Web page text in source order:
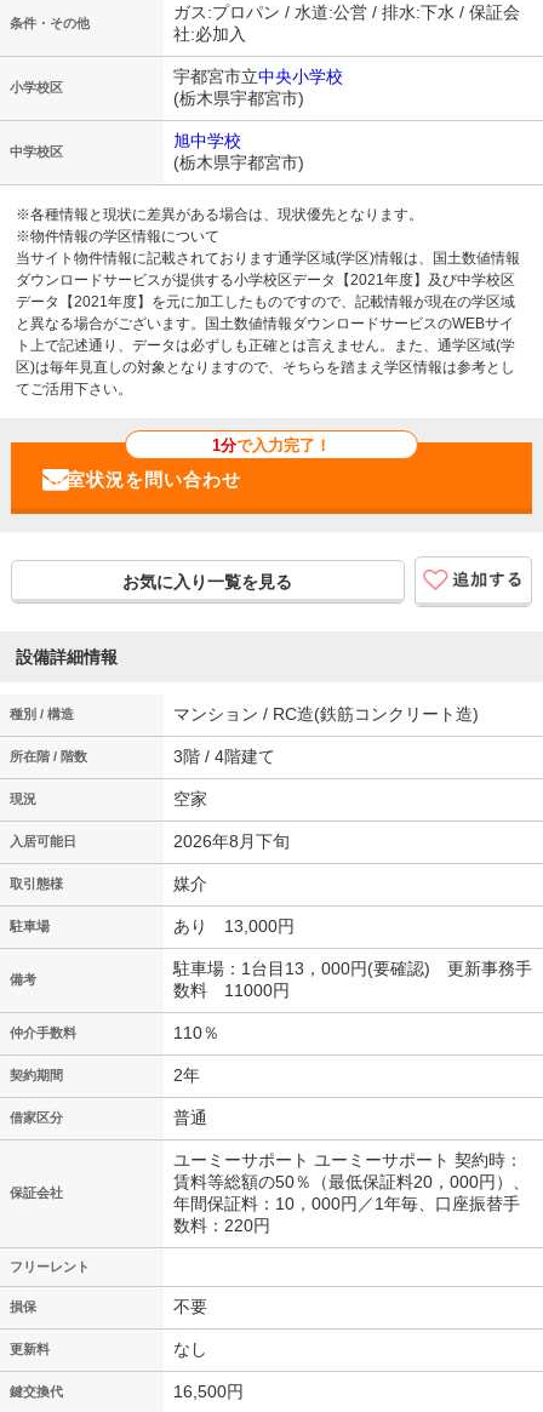
条件・その他
ガス:プロパン / 水道:公営 / 排水:下水 / 保証会
社:必加入
小学校区
宇都宮市立中央小学校
(栃木県宇都宮市)
中学校区
旭中学校
(栃木県宇都宮市)
※各種情報と現状に差異がある場合は、現状優先となります。
※物件情報の学区情報について
当サイト物件情報に記載されております通学区域(学区)情報は、国土数値情報
ダウンロードサービスが提供する小学校区データ【2021年度】及び中学校区
データ【2021年度】を元に加工したものですので、記載情報が現在の学区域
と異なる場合がございます。国土数値情報ダウンロードサービスのWEBサイ
ト上で記述通り、データは必ずしも正確とは言えません。また、通学区域(学
区)は毎年見直しの対象となりますので、そちらを踏まえ学区情報は参考とし
てご活用下さい。
1分で入力完了！
お気に入り一覧を見る
設備詳細情報
種別 / 構造 マンション / RC造(鉄筋コンクリート造)
所在階 / 階数 3階 / 4階建て
現況 空家
入居可能日 2026年8月下旬
取引態様 媒介
駐車場 あり 13,000円
備考
駐車場：1台目13，000円(要確認) 更新事務手
数料 11000円
仲介手数料 110％
契約期間 2年
借家区分 普通
保証会社
ユーミーサポート ユーミーサポート 契約時：
賃料等総額の50％（最低保証料20，000円）、
年間保証料：10，000円／1年毎、口座振替手
数料：220円
フリーレント
損保 不要
更新料 なし
鍵交換代 16,500円